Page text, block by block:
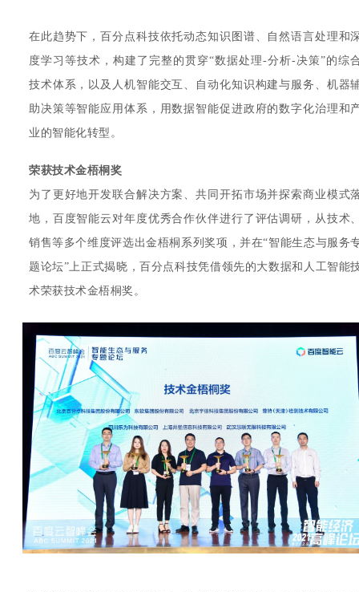
在此趋势下，百分点科技依托动态知识图谱、自然语言处理和
度学习等技术，构建了完整的贯穿“数据处理-分析-决策”的综
技术体系，以及人机智能交互、自动化知识构建与服务、机器
助决策等智能应用体系，用数据智能促进政府的数字化治理和
业的智能化转型。
荣获技术金梧桐奖
为了更好地开发联合解决方案、共同开拓市场并探索商业模式
地，百度智能云对年度优秀合作伙伴进行了评估调研，从技术
销售等多个维度评选出金梧桐系列奖项，并在“智能生态与服务
题论坛”上正式揭晓，百分点科技凭借领先的大数据和人工智能
术荣获技术金梧桐奖。